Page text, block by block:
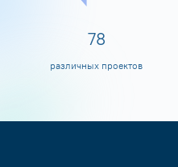
80
различных проектов